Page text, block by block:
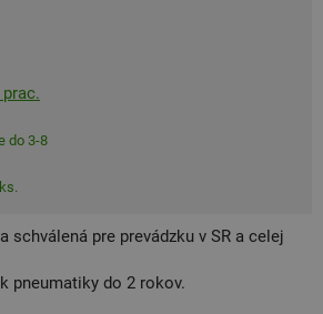
do 3-8
schválená pre prevádzku v SR a celej
pneumatiky do 2 rokov.